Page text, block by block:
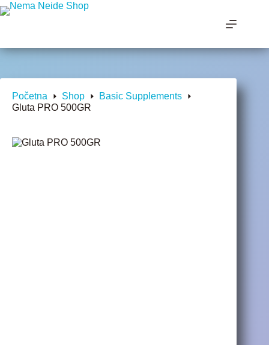
Početna Shop
Basic Supplements
Gluta PRO 500GR